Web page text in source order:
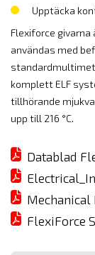
Upptäcka
Flexiforce givarna
användas med
komplett ELF
tillhörande
upp till 216 °C.
Datablad
FlexiForce